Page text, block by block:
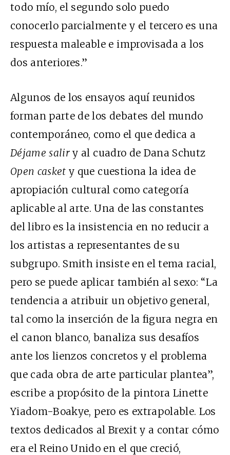
todo mío, el segundo solo puedo
conocerlo parcialmente y el tercero es una
respuesta maleable e improvisada a los
dos anteriores.”
Algunos de los ensayos aquí reunidos
forman parte de los debates del mundo
contemporáneo, como el que dedica a
Déjame salir y al cuadro de Dana Schutz
Open casket y que cuestiona la idea de
apropiación cultural como categoría
aplicable al arte. Una de las constantes
del libro es la insistencia en no reducir a
los artistas a representantes de su
subgrupo. Smith insiste en el tema racial,
pero se puede aplicar también al sexo: “La
tendencia a atribuir un objetivo general,
tal como la inserción de la figura negra en
el canon blanco, banaliza sus desafíos
ante los lienzos concretos y el problema
que cada obra de arte particular plantea”,
escribe a propósito de la pintora Linette
Yiadom-Boakye, pero es extrapolable. Los
textos dedicados al Brexit y a contar cómo
era el Reino Unido en el que creció,